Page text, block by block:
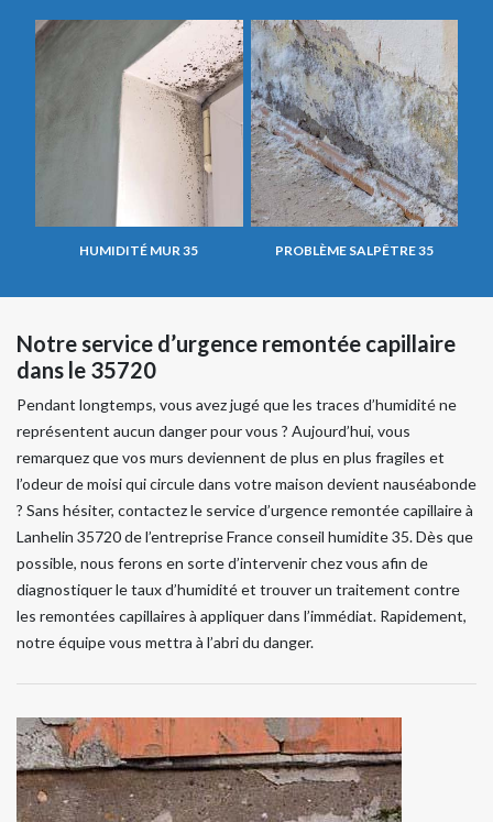
HUMIDITÉ MUR 35 PROBLÈME SALPÊTRE 35
Notre service d’urgence remontée capillaire
dans le 35720
Pendant longtemps, vous avez jugé que les traces d’humidité ne
représentent aucun danger pour vous ? Aujourd’hui, vous
remarquez que vos murs deviennent de plus en plus fragiles et
l’odeur de moisi qui circule dans votre maison devient nauséabonde
? Sans hésiter, contactez le service d’urgence remontée capillaire à
Lanhelin 35720 de l’entreprise France conseil humidite 35. Dès que
possible, nous ferons en sorte d’intervenir chez vous afin de
diagnostiquer le taux d’humidité et trouver un traitement contre
les remontées capillaires à appliquer dans l’immédiat. Rapidement,
notre équipe vous mettra à l’abri du danger.